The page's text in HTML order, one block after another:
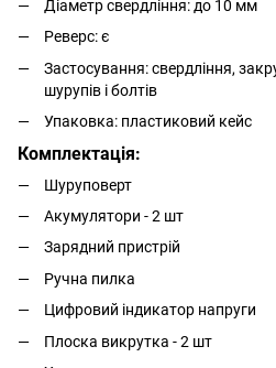
Діаметр свердління: до 10 мм
Реверс: є
Застосування: свердління,
шурупів і болтів
Упаковка: пластиковий кейс
Комплектація:
Шуруповерт
Акумулятори - 2 шт
Зарядний пристрій
Ручна пилка
Цифровий індикатор напруги
Плоска викрутка - 2 шт